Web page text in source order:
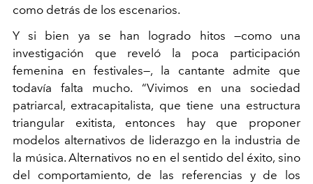
como detrás de los escenarios.
Y si bien ya se han logrado hitos —como una
investigación que reveló la poca participación
femenina en festivales—, la cantante admite que
todavía falta mucho. “Vivimos en una sociedad
patriarcal, extracapitalista, que tiene una estructura
triangular exitista, entonces hay que proponer
modelos alternativos de liderazgo en la industria de
la música. Alternativos no en el sentido del éxito, sino
del comportamiento, de las referencias y de los